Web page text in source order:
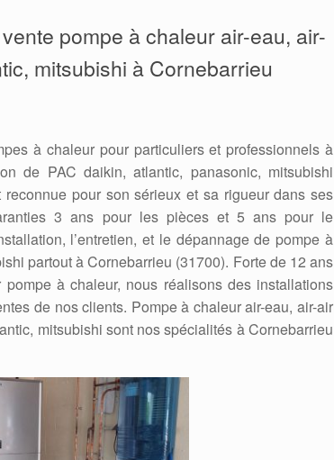
pompe à chaleur air-eau, air-
mitsubishi à Cornebarrieu
à chaleur pour particuliers et professionnels à
de PAC daikin, atlantic, panasonic, mitsubishi
pour son sérieux et sa rigueur dans ses
3 ans pour les pièces et 5 ans pour le
l’entretien, et le dépannage de pompe à
partout à Cornebarrieu (31700). Forte de 12 ans
à chaleur, nous réalisons des installations
de nos clients. Pompe à chaleur air-eau, air-air
mitsubishi sont nos spécialités à Cornebarrieu